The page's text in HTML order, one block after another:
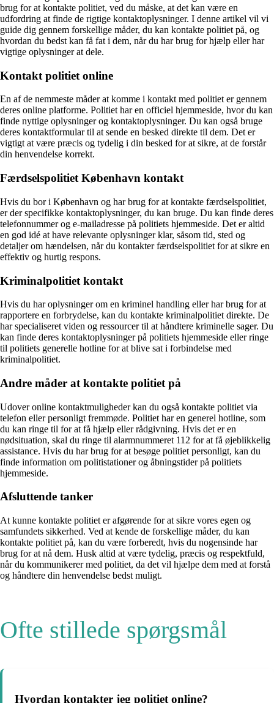
brug for at kontakte politiet, ved du måske, at det kan være en
udfordring at finde de rigtige kontaktoplysninger. I denne artikel vil vi
guide dig gennem forskellige måder, du kan kontakte politiet på, og
hvordan du bedst kan få fat i dem, når du har brug for hjælp eller har
vigtige oplysninger at dele.
Kontakt politiet online
En af de nemmeste måder at komme i kontakt med politiet er gennem
deres online platforme. Politiet har en officiel hjemmeside, hvor du kan
finde nyttige oplysninger og kontaktoplysninger. Du kan også bruge
deres kontaktformular til at sende en besked direkte til dem. Det er
vigtigt at være præcis og tydelig i din besked for at sikre, at de forstår
din henvendelse korrekt.
Færdselspolitiet København kontakt
Hvis du bor i København og har brug for at kontakte færdselspolitiet,
er der specifikke kontaktoplysninger, du kan bruge. Du kan finde deres
telefonnummer og e-mailadresse på politiets hjemmeside. Det er altid
en god idé at have relevante oplysninger klar, såsom tid, sted og
detaljer om hændelsen, når du kontakter færdselspolitiet for at sikre en
effektiv og hurtig respons.
Kriminalpolitiet kontakt
Hvis du har oplysninger om en kriminel handling eller har brug for at
rapportere en forbrydelse, kan du kontakte kriminalpolitiet direkte. De
har specialiseret viden og ressourcer til at håndtere kriminelle sager. Du
kan finde deres kontaktoplysninger på politiets hjemmeside eller ringe
til politiets generelle hotline for at blive sat i forbindelse med
kriminalpolitiet.
Andre måder at kontakte politiet på
Udover online kontaktmuligheder kan du også kontakte politiet via
telefon eller personligt fremmøde. Politiet har en generel hotline, som
du kan ringe til for at få hjælp eller rådgivning. Hvis det er en
nødsituation, skal du ringe til alarmnummeret 112 for at få øjeblikkelig
assistance. Hvis du har brug for at besøge politiet personligt, kan du
finde information om politistationer og åbningstider på politiets
hjemmeside.
Afsluttende tanker
At kunne kontakte politiet er afgørende for at sikre vores egen og
samfundets sikkerhed. Ved at kende de forskellige måder, du kan
kontakte politiet på, kan du være forberedt, hvis du nogensinde har
brug for at nå dem. Husk altid at være tydelig, præcis og respektfuld,
når du kommunikerer med politiet, da det vil hjælpe dem med at forstå
og håndtere din henvendelse bedst muligt.
Ofte stillede spørgsmål
Hvordan kontakter jeg politiet online?